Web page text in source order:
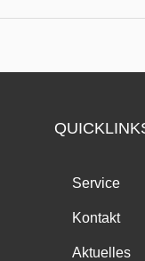
Service
Kontakt
Aktuelles